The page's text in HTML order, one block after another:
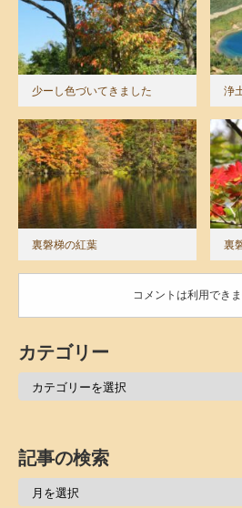
少ーし色づいてきました 浄
裏磐梯の紅葉 裏
コメントは利用できま
カテゴリー
記事の検索